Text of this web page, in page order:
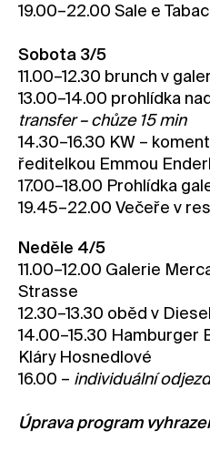
19.00–22.00 Sale e
Sobota 3/5
11.00–12.30 brunch v
13.00–14.00 prohlídka
transfer – chůze 15 min
14.30–16.30 KW –
ředitelkou Emmou
17.00–18.00 Prohlídka
19.45–22.00 Večeře v
Neděle 4/5
11.00–12.00 Galerie
Strasse
12.30–13.30 oběd v
14.00–15.30 Hamburger
Kláry Hosnedlové
16.00 – individuální
Úprava program